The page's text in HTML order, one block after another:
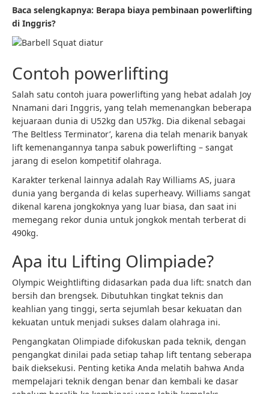
Baca selengkapnya: Berapa biaya pembinaan powerlifting
di Inggris?
Contoh powerlifting
Salah satu contoh juara powerlifting yang hebat adalah Joy
Nnamani dari Inggris, yang telah memenangkan beberapa
kejuaraan dunia di U52kg dan U57kg. Dia dikenal sebagai
‘The Beltless Terminator’, karena dia telah menarik banyak
lift kemenangannya tanpa sabuk powerlifting – sangat
jarang di eselon kompetitif olahraga.
Karakter terkenal lainnya adalah Ray Williams AS, juara
dunia yang berganda di kelas superheavy. Williams sangat
dikenal karena jongkoknya yang luar biasa, dan saat ini
memegang rekor dunia untuk jongkok mentah terberat di
490kg.
Apa itu Lifting Olimpiade?
Olympic Weightlifting didasarkan pada dua lift: snatch dan
bersih dan brengsek. Dibutuhkan tingkat teknis dan
keahlian yang tinggi, serta sejumlah besar kekuatan dan
kekuatan untuk menjadi sukses dalam olahraga ini.
Pengangkatan Olimpiade difokuskan pada teknik, dengan
pengangkat dinilai pada setiap tahap lift tentang seberapa
baik dieksekusi. Penting ketika Anda melatih bahwa Anda
mempelajari teknik dengan benar dan kembali ke dasar